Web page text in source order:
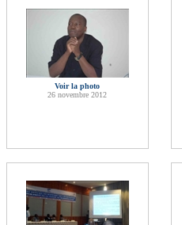
Voir la photo
26 novembre 2012